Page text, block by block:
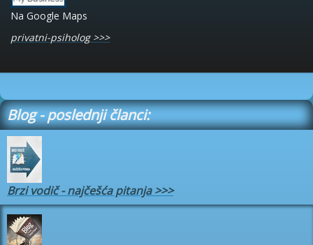
Na Google Maps
privatni-psiholog >>>
Blog - poslednji članci:
Brzi vodič - najčešća pitanja>>>